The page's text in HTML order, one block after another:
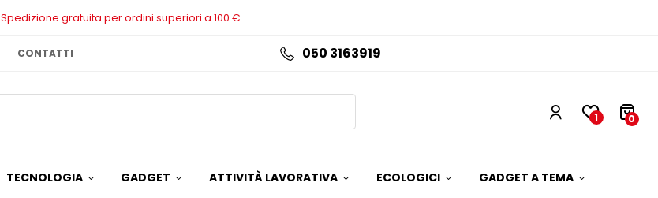
Spedizione gratuita per ordini superiori a 100 €
CONTATTI 050 3163919
1 0
TECNOLOGIA GADGET ATTIVITÀ LAVORATIVA ECOLOGICI GADGET A TEMA